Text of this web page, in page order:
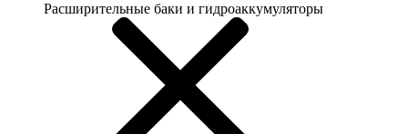
Расширительные баки и гидроаккумуляторы